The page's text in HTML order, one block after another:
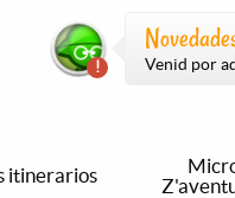
Venid por
itinerarios